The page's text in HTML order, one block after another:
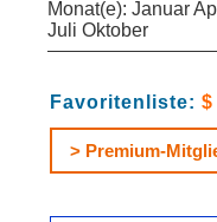
Monat(e): Januar
Juli Oktober
Favoritenliste: $
> Premium-